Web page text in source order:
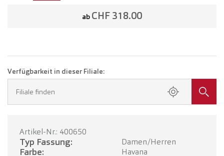
ab CHF 318.00
Verfügbarkeit in dieser Filiale:
Filiale finden
Artikel-Nr.: 400650
Typ Fassung: Damen/Herren
Farbe: Havana